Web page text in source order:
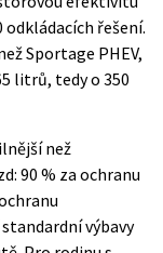
odkládacích řešení.
Sportage PHEV,
litrů, tedy o 350
než
90 % za ochranu
výbavy